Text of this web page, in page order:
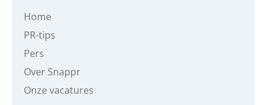
Home
PR-tips
Pers
Over Snappr
Onze vacatures